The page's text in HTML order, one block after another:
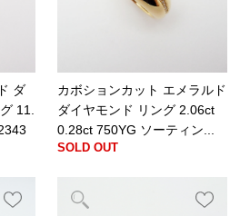
ダ
11.
カボションカット エメラルド
ダイヤモンド リング 2.06ct
0.28ct 750YG ソーティン...
SOLD OUT